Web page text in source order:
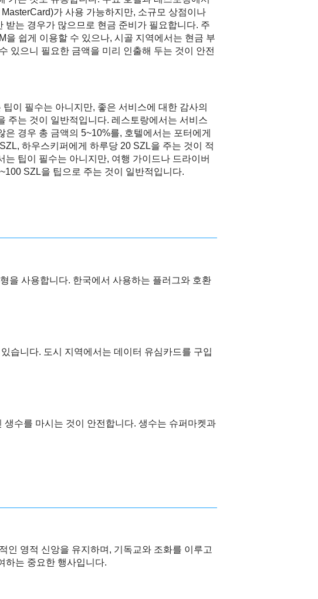
가 사용 가능하지만, 소규모 상점이나
받는 경우가 많으므로 현금 준비가 필요합니다. 주
을 쉽게 이용할 수 있으나, 시골 지역에서는 현금 부
있으니 필요한 금액을 미리 인출해 두는 것이 안전
이 필수는 아니지만, 좋은 서비스에 대한 감사의
주는 것이 일반적입니다. 레스토랑에서는 서비스
은 경우 총 금액의 5~10%를, 호텔에서는 포터에게
하우스키퍼에게 하루당 20 SZL을 주는 것이 적
는 팁이 필수는 아니지만, 여행 가이드나 드라이버
SZL을 팁으로 주는 것이 일반적입니다.
을 사용합니다. 한국에서 사용하는 플러그와 호환
습니다. 도시 지역에서는 데이터 유심카드를 구입
수를 마시는 것이 안전합니다. 생수는 슈퍼마켓과
인 영적 신앙을 유지하며, 기독교와 조화를 이루고
하는 중요한 행사입니다.